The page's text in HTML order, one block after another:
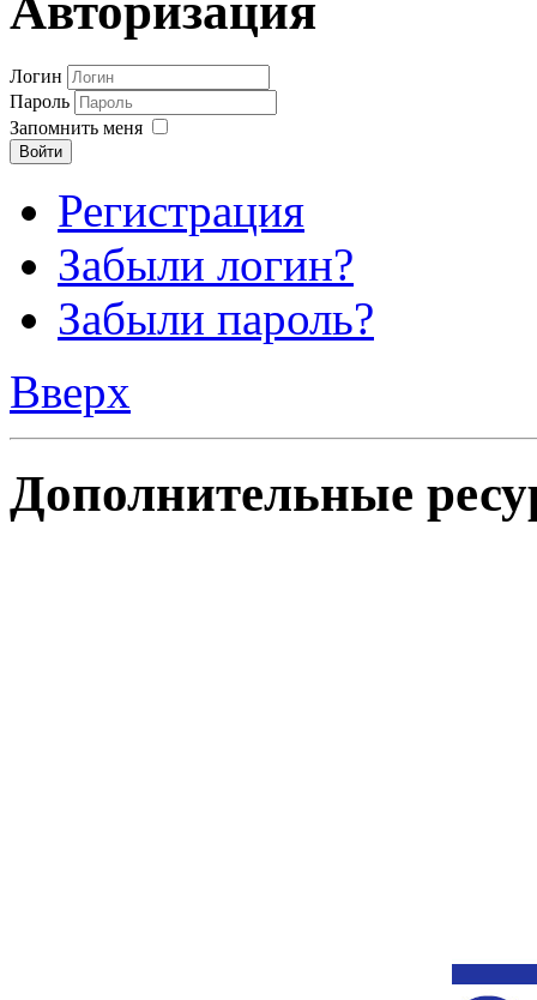
Авторизация
Логин
Пароль
Запомнить меня
Войти
Регистрация
Забыли логин?
Забыли пароль?
Вверх
Дополнительные